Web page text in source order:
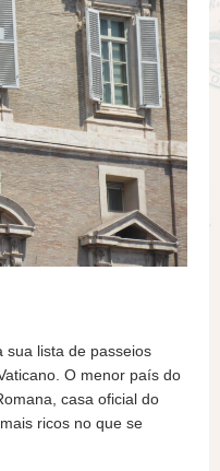
sua lista de passeios
O menor país do
casa oficial do
ricos no que se